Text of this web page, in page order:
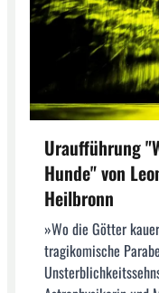
Uraufführung
Hunde" von
Heilbronn
»Wo die Götter
tragikomische